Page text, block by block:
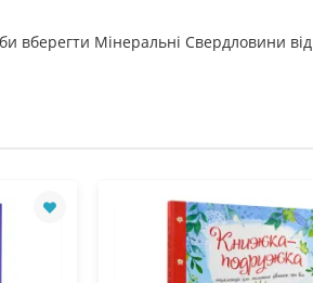
вберегти Мінеральні Свердловини від